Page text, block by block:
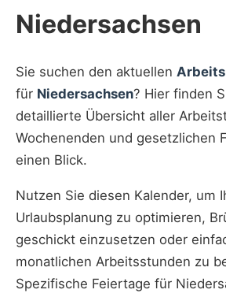
Niedersachsen
Sie suchen den aktuellen
für Niedersachsen? Hier finden
detaillierte Übersicht aller
Wochenenden und gesetzlichen
einen Blick.
Nutzen Sie diesen Kalender, um
Urlaubsplanung zu optimieren,
geschickt einzusetzen oder
monatlichen Arbeitsstunden zu
Spezifische Feiertage für